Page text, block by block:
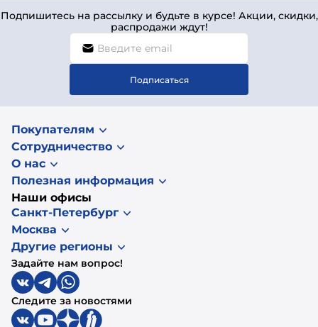
Подпишитесь на рассылку и будьте в курсе! Акции, скидки,
распродажи ждут!
Подписаться
Покупателям
Сотрудничество
О нас
Полезная информация
Наши офисы
Санкт-Петербург
Москва
Другие регионы
Задайте нам вопрос!
Следите за новостями